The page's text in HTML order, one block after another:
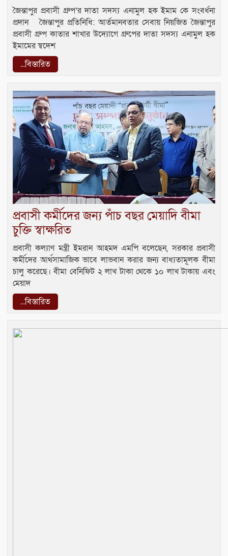
জৈন্তাপুর প্রবাসী গ্রুপ’র দাতা সদস্য এনামুল হক ইমাম কে সংবর্ধনা
প্রদান জৈন্তাপুর প্রতিনিধি: আর্তমানবতার সেবায় নিয়জিত জৈন্তাপুর
প্রবাসী গ্রুপ কাতার শাখার উদ্যোগে গ্রুপের দাতা সদস্য এনামুল হক
ইমামের স্বদেশ
...বিস্তারিত
প্রবাসী কর্মীদের জন্য পাঁচ বছর মেয়াদি বীমা
চুক্তি স্বাক্ষরিত
প্রবাসী কল্যাণ মন্ত্রী ইমরান আহমদ এমপি বলেছেন, সরকার প্রবাসী
কর্মীদের আর্থসামাজিক ভাবে লাভবান করার জন্য বাধ্যতামূলক বীমা
চালু করেছে। বীমা বেনিফিট ২ লাখ টাকা থেকে ১০ লাখ টাকায় এবং
মেয়াদ
...বিস্তারিত